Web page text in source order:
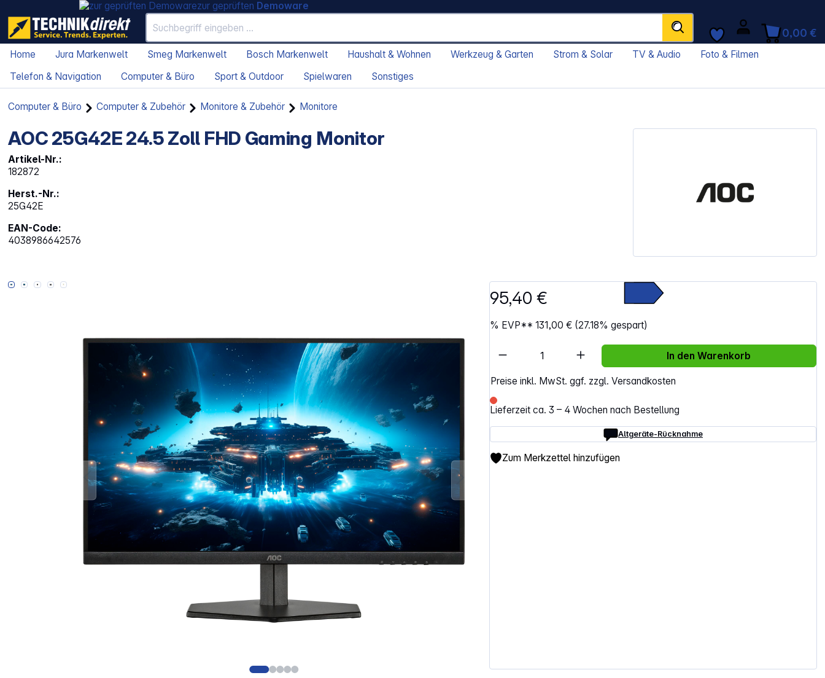
zur geprüften Demoware
0,00 €
Home Jura Markenwelt Smeg Markenwelt Bosch Markenwelt Haushalt & Wohnen Werkzeug & Garten Strom & Solar TV & Audio
Foto & Filmen
Telefon & Navigation
Computer & Büro Sport & Outdoor Spielwaren Sonstiges
Computer & Büro Computer & Zubehör Monitore & Zubehör Monitore
AOC 25G42E 24.5 Zoll FHD Gaming Monitor
Artikel-Nr.:
182872
Herst.-Nr.:
25G42E
EAN-Code:
4038986642576
Bildergalerie überspringen
95,40 €
% EVP**131,00 € (27.18% gespart)
Preise inkl. MwSt. ggf. zzgl. Versandkosten
Lieferzeit ca. 3 – 4 Wochen nach Bestellung
Altgeräte-Rücknahme
Artikel Anzahl: Gib den gewünschten Wert ein
In den Warenkorb
Zum Merkzettel hinzufügen